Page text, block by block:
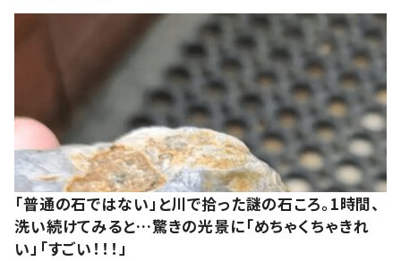
「普通の石ではない」と川で拾った謎の石ころ。1時間、
洗い続けてみると…驚きの光景に「めちゃくちゃきれ
い」「すごい！！！」